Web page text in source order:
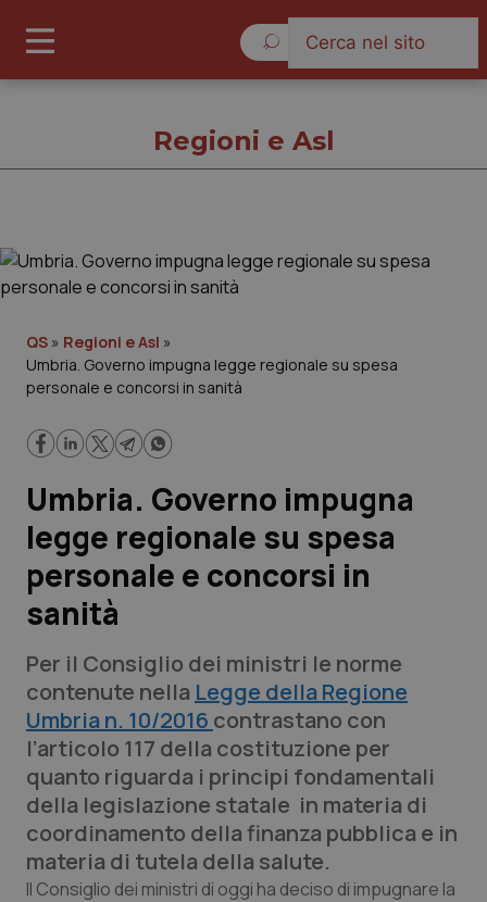
Governo e Parlamento
Regioni e Asl
Lavoro e Professioni
Scienza e Farmaci
Studi e Analisi
Lettere al direttore
Edizioni Regionali
QS Pro
Professionisti Sanitari.AI
Abruzzo
QS Pro Gold
Regioni e Asl
QS » Regioni e Asl »
Umbria. Governo impugna legge regionale su spesa
personale e concorsi in sanità
Umbria. Governo impugna
legge regionale su spesa
personale e concorsi in
sanità
Per il Consiglio dei ministri le norme
contenute nella Legge della Regione
Umbria n. 10/2016 contrastano con
l’articolo 117 della costituzione per
quanto riguarda i principi fondamentali
della legislazione statale in materia di
coordinamento della finanza pubblica e in
materia di tutela della salute.
Il Consiglio dei ministri di oggi ha deciso di impugnare la